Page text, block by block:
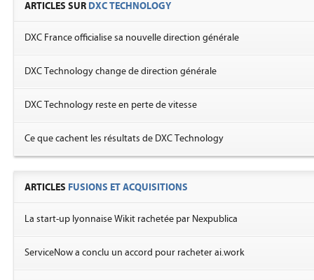
ARTICLES SUR DXC TECHNOLOGY
DXC France officialise sa nouvelle direction générale
DXC Technology change de direction générale
DXC Technology reste en perte de vitesse
Ce que cachent les résultats de DXC Technology
ARTICLES FUSIONS ET ACQUISITIONS
La start-up lyonnaise Wikit rachetée par Nexpublica
ServiceNow a conclu un accord pour racheter ai.work